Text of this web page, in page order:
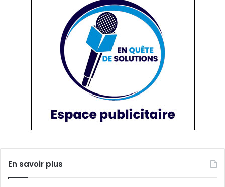
En savoir plus